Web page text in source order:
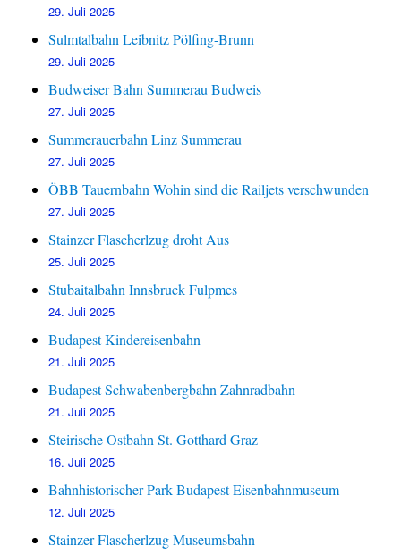
29. Juli 2025
Sulmtalbahn Leibnitz Pölfing-Brunn
29. Juli 2025
Budweiser Bahn Summerau Budweis
27. Juli 2025
Summerauerbahn Linz Summerau
27. Juli 2025
ÖBB Tauernbahn Wohin sind die Railjets verschwunden
27. Juli 2025
Stainzer Flascherlzug droht Aus
25. Juli 2025
Stubaitalbahn Innsbruck Fulpmes
24. Juli 2025
Budapest Kindereisenbahn
21. Juli 2025
Budapest Schwabenbergbahn Zahnradbahn
21. Juli 2025
Steirische Ostbahn St. Gotthard Graz
16. Juli 2025
Bahnhistorischer Park Budapest Eisenbahnmuseum
12. Juli 2025
Stainzer Flascherlzug Museumsbahn